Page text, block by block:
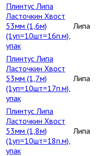
Плинтус Липа
Ласточкин Хвост
53мм (1,6м)
(1уп=10шт=16п.м),
упак
Липа
Плинтус Липа
Ласточкин Хвост
53мм (1,7м)
(1уп=10шт=17п.м),
упак
Липа
Плинтус Липа
Ласточкин Хвост
53мм (1,8м)
(1уп=10шт=18п.м),
упак
Липа